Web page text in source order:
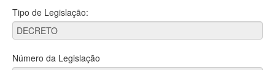
Controle Social
Tipo de Legislação:
Número da Legislação